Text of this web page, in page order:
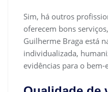
Sim, há outros
oferecem bons
Guilherme Braga está
individualizada,
evidências para o